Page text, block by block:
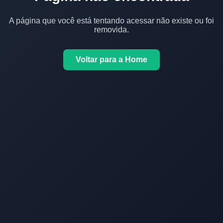
A página que você está tentando acessar não existe ou foi
removida.
Voltar para a Home